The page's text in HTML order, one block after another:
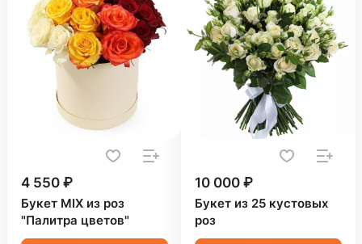
4 550 ₽
Букет MIX из роз
"Палитра цветов"
10 000 ₽
Букет из 25 кустовых
роз